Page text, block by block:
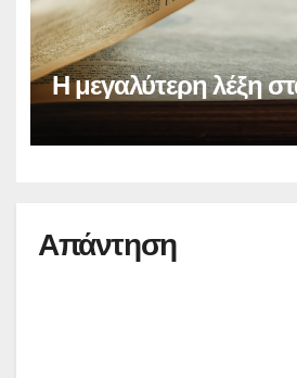
Η μεγαλύτερη λέξη
Απάντηση